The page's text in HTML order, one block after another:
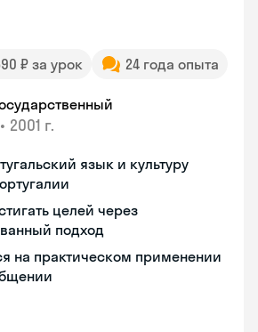
₽ за урок 24 года опыта
• 2001 г.
язык и культуру
целей через
подход
на практическом применении